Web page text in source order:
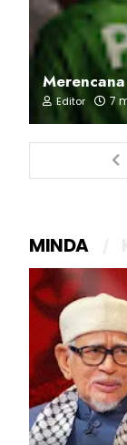
Editor 7
MINDA